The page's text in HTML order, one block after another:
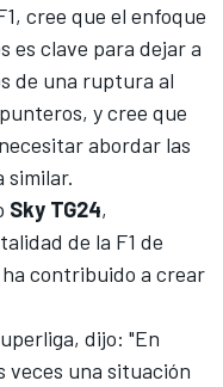
cree que el enfoque
es clave para dejar a
de una ruptura al
y cree que
abordar las
similar.
Sky TG24,
de la F1 de
contribuido a crear
dijo: "En
veces una situación